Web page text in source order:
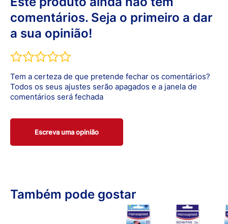
processo de regeneração que resulta numa redução da
vermelhidão.
comentários. Seja o primeiro a dar
a sua opinião!
Tem a certeza de que pretende fechar os comentários?
Todos os seus ajustes serão apagados e a janela de
comentários será fechada
Escreva uma opinião
Também pode gostar